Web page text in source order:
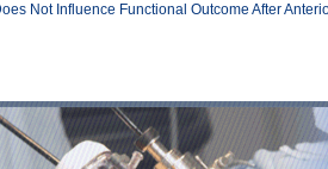
Not Influence Functional Outcome After